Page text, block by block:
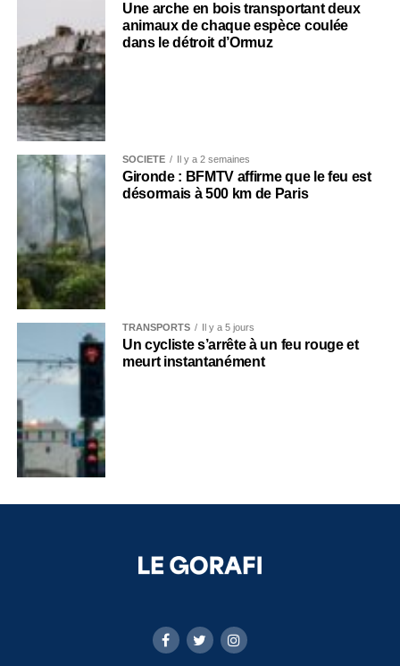
Une arche en bois transportant deux
animaux de chaque espèce coulée
dans le détroit d’Ormuz
SOCIÉTÉ Il y a 2 semaines
Gironde : BFMTV affirme que le feu est
désormais à 500 km de Paris
TRANSPORTS Il y a 5 jours
Un cycliste s’arrête à un feu rouge et
meurt instantanément